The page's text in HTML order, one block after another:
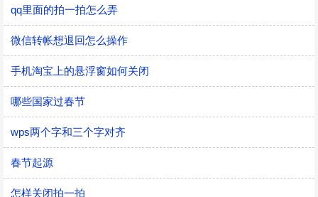
qq里面的拍一拍怎么弄
微信转帐想退回怎么操作
手机淘宝上的悬浮窗如何关闭
哪些国家过春节
wps两个字和三个字对齐
春节起源
怎样关闭拍一拍